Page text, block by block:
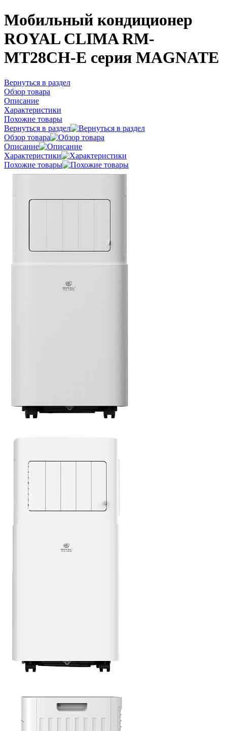
Мобильный кондиционер
ROYAL CLIMA RM-
MT28CH-E серия MAGNATE
Вернуться в раздел
Обзор товара
Описание
Характеристики
Похожие товары
Вернуться в раздел
Обзор товара
Описание
Характеристики
Похожие товары